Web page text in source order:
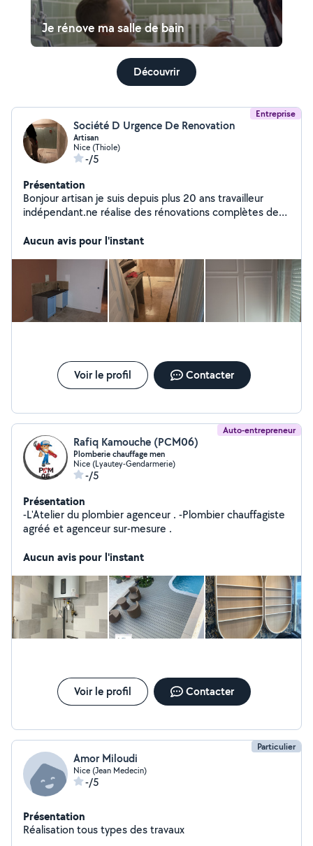
Je rénove ma salle de bain
Découvrir
Entreprise
Société D Urgence De Renovation
Artisan
Nice (Thiole)
-/5
Présentation
Bonjour artisan je suis depuis plus 20 ans travailleur
indépendant.ne réalise des rénovations complètes de
maison clé en main.
Aucun avis pour l'instant
Voir le profil Contacter
Auto-entrepreneur
Rafiq Kamouche (PCM06)
Plomberie chauffage men
Nice (Lyautey-Gendarmerie)
-/5
Présentation
-L'Atelier du plombier agenceur . -Plombier chauffagiste
agréé et agenceur sur-mesure .
Aucun avis pour l'instant
Voir le profil Contacter
Particulier
Amor Miloudi
Nice (Jean Medecin)
-/5
Présentation
Réalisation tous types des travaux